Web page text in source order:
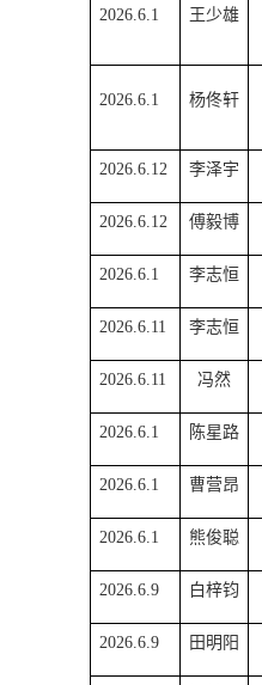
2026.6.1 王少雄
2026.6.1 杨佟轩
2026.6.12 李泽宇
2026.6.12 傅毅博
2026.6.1 李志恒
2026.6.11 李志恒
2026.6.11 冯然
2026.6.1 陈星路
2026.6.1 曹营昂
2026.6.1 熊俊聪
2026.6.9 白梓钧
2026.6.9 田明阳